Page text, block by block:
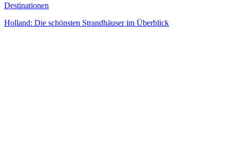
Destinationen
Holland: Die schönsten Strandhäuser im Überblick